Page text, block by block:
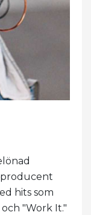
producent
hits som
"Work It."